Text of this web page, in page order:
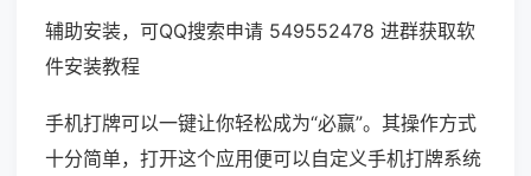
辅助安装，可QQ搜索申请 549552478 进群获取软
件安装教程
手机打牌可以一键让你轻松成为“必赢”。其操作方式
十分简单，打开这个应用便可以自定义手机打牌系统